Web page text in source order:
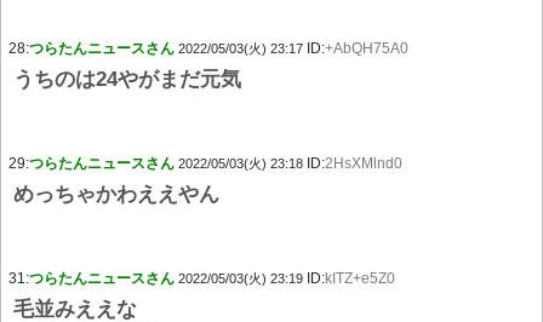
28:つらたんニュースさん 2022/05/03(火) 23:17 ID:+AbQH75A0
うちのは24やがまだ元気
29:つらたんニュースさん 2022/05/03(火) 23:18 ID:2HsXMlnd0
めっちゃかわええやん
31:つらたんニュースさん 2022/05/03(火) 23:19 ID:kITZ+e5Z0
毛並みええな